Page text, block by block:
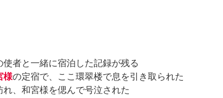
者と一緒に宿泊した記録が残る
様の定宿で、ここ環翠楼で息を引き取られた
れ、和宮様を偲んで号泣された